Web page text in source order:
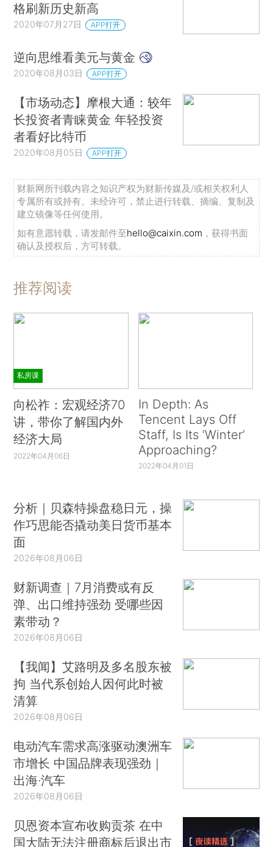
格刷新历史新高
2020年07月27日 APP打开
逆向思维看美元与黄金
2020年08月03日 APP打开
【市场动态】摩根大通：较年
长投资者青睐黄金 年轻投资
者看好比特币
2020年08月05日 APP打开
财新网所刊载内容之知识产权为财新传媒及/或相关权利人
专属所有或持有。未经许可，禁止进行转载、摘编、复制及
建立镜像等任何使用。
如有意愿转载，请发邮件至hello@caixin.com ，获得书面
确认及授权后，方可转载。
推荐阅读
私房课
向松祚：宏观经济70
讲，带你了解国内外
经济大局
2022年04月06日
In Depth: As
Tencent Lays Off
Staff, Is Its ‘Winter’
Approaching?
2022年04月01日
分析｜贝森特操盘稳日元，操
作巧思能否撬动美日货币基本
面
2026年08月06日
财新调查｜7月消费或有反
弹、出口维持强劲 受哪些因
素带动？
2026年08月06日
【我闻】艾路明及多名股东被
拘 当代系创始人因何此时被
清算
2026年08月06日
电动汽车需求高涨驱动澳洲车
市增长 中国品牌表现强劲｜
出海·汽车
2026年08月06日
贝恩资本宣布收购贡茶 在中
国大陆无法注册商标后退出市